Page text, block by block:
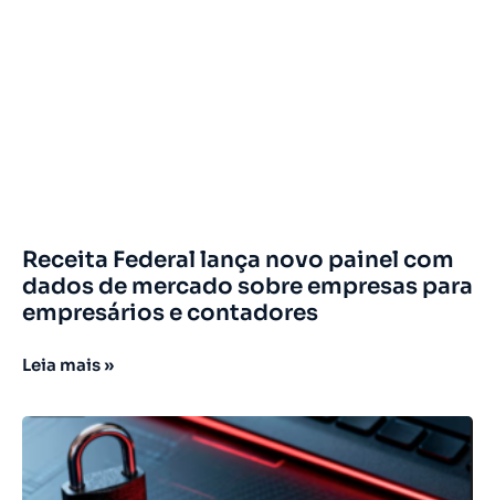
Receita Federal lança novo painel com
dados de mercado sobre empresas para
empresários e contadores
Leia mais »